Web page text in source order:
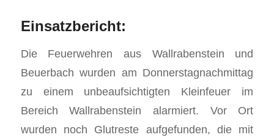
Einsatzbericht:
Die Feuerwehren aus Wallrabenstein und
Beuerbach wurden am Donnerstagnachmittag
zu einem unbeaufsichtigten Kleinfeuer im
Bereich Wallrabenstein alarmiert. Vor Ort
wurden noch Glutreste aufgefunden, die mit